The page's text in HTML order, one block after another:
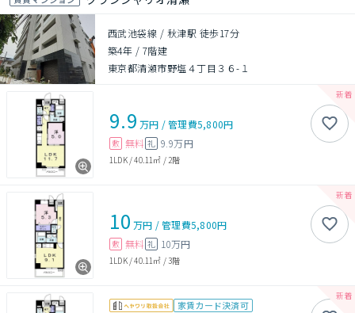
西武池袋線 / 秋津駅 徒歩17分
築4年 / 7階建
東京都清瀬市野塩４丁目３６-１
9.9 万円 /管理費5,800円
敷 無料 礼 9.9万円
1LDK/40.11㎡ / 2階
10 万円 /管理費5,800円
敷 無料 礼 10万円
1LDK/40.11㎡ /3階
家賃カード決済可